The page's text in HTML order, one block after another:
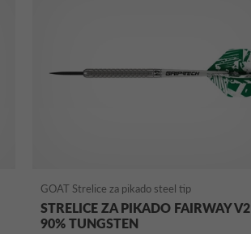
GOAT Strelice za pikado steel tip
STRELICE ZA PIKADO FAIRWAY V2
90% TUNGSTEN